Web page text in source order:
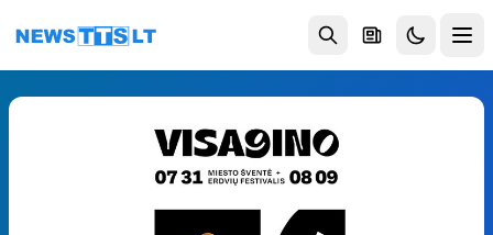
Eiti į turinį